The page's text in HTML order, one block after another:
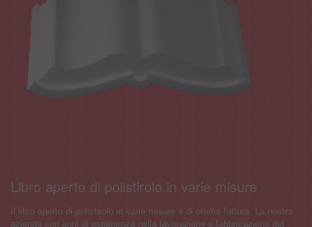
Libro aperto di polistirolo in varie misure
Il libro aperto di polistirolo in varie misure è di ottima fattura. La nostra
azienda con anni di esperienza nella lavorazione e fabbricazione del